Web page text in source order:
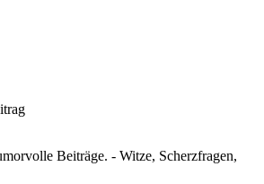
Beiträge. - Witze, Scherzfragen,